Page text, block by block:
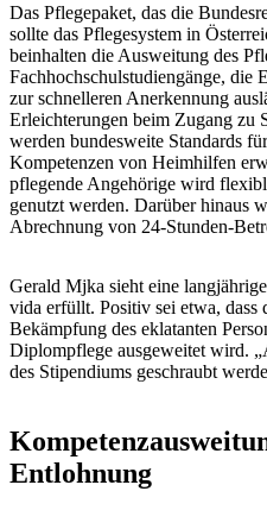
Das Pflegepaket, das die
sollte das Pflegesystem in
beinhalten die Ausweitung des
Fachhochschulstudiengänge, die
zur schnelleren Anerkennung
Erleichterungen beim Zugang zu
werden bundesweite Standards
Kompetenzen von Heimhilfen
pflegende Angehörige wird
genutzt werden. Darüber hinaus
Abrechnung von 24-Stunden-
Gerald Mjka sieht eine
vida erfüllt. Positiv sei etwa, dass
Bekämpfung des eklatanten
Diplompflege ausgeweitet wird.
des Stipendiums geschraubt
Entlohnung